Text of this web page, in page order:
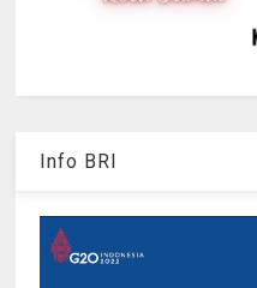
Info BRI